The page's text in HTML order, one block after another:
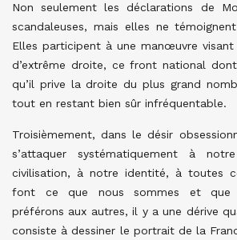
Non seulement les déclarations de
scandaleuses, mais elles ne
Elles participent à une manœuvre
d’extrême droite, ce front national
qu’il prive la droite du plus grand
tout en restant bien sûr infréquentable.
Troisièmement, dans le désir
s’attaquer systématiquement à
civilisation, à notre identité, à toutes
font ce que nous sommes et que
préférons aux autres, il y a une dérive
consiste à dessiner le portrait de la